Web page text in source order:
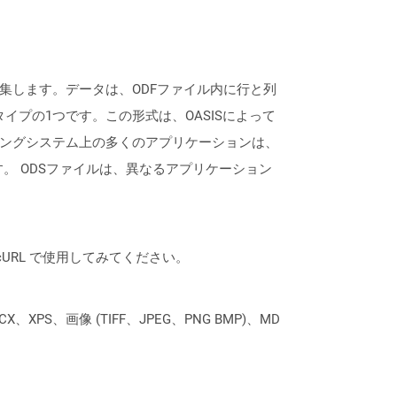
ます。データは、ODFファイル内に行と列
プの1つです。この形式は、OASISによって
システム上の多くのアプリケーションは、
ODSファイルは、異なるアプリケーション
で使用してみてください。
XPS、画像 (TIFF、JPEG、PNG BMP)、MD